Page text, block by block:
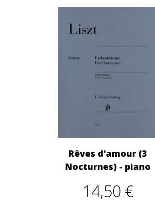
Rêves d'amour (3
Nocturnes) - piano
14,50 €